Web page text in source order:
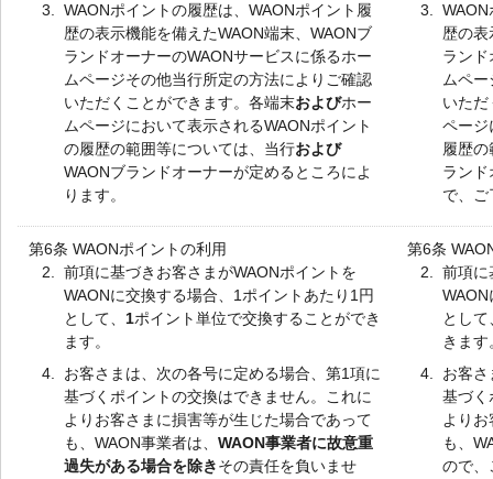
3.
WAONポイントの履歴は、WAONポイント履
歴の表示機能を備えたWAON端末、WAONブ
ランドオーナーのWAONサービスに係るホー
ムページその他当行所定の方法によりご確認
いただくことができます。各端末およびホー
ムページにおいて表示されるWAONポイント
の履歴の範囲等については、当行および
WAONブランドオーナーが定めるところによ
ります。
3.
歴の表
ランド
ムペ
いた
ページ
履歴
ラン
で、
第6条 WAONポイントの利用
2.
前項に基づきお客さまがWAONポイントを
WAONに交換する場合、1ポイントあたり1円
として、 1ポイント単位で交換することができ
ます。
4.
お客さまは、次の各号に定める場合、第1項に
基づくポイントの交換はできません。これに
よりお客さまに損害等が生じた場合であって
も、WAON事業者は、WAON事業者に故意重
過失がある場合を除きその責任を負いませ
第6条
2.
前項に
とし
きます
4.
お客
基づく
より
も、
ので、